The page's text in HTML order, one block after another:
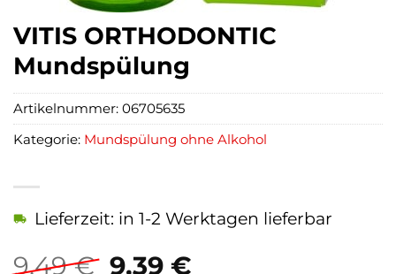
VITIS ORTHODONTIC
Mundspülung
9,49€ Ursprünglicher
9,39 €Aktueller
Lieferzeit: in 1-2 Werktagen lieferbar
Artikelnummer: 06705635
Kategorie: Mundspülung ohne Alkohol